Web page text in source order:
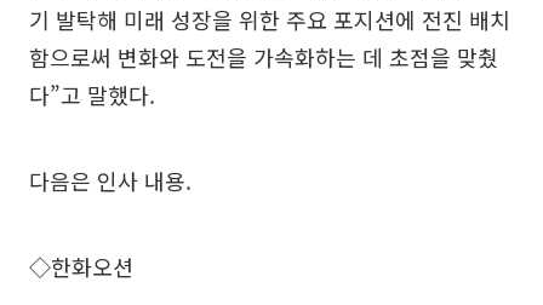
기 발탁해 미래 성장을 위한 주요 포지션에 전진 배치
함으로써 변화와 도전을 가속화하는 데 초점을 맞췄
다”고 말했다.
다음은 인사 내용.
◇한화오션